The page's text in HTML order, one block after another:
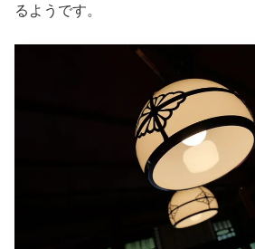
るようです。